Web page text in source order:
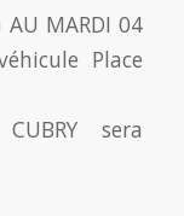
AU MARDI 04
Place
sera